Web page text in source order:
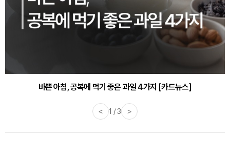
바쁜 아침, 공복에 먹기 좋은 과일 4가지 [카드뉴스]
< 1 / 3 >